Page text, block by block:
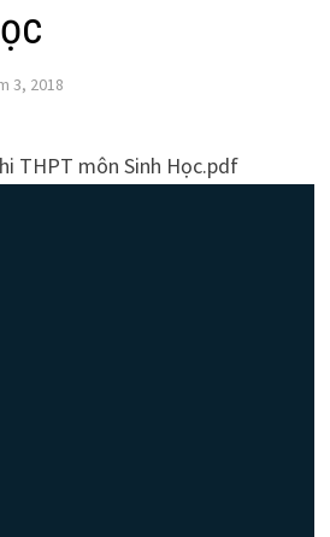
3, 2018
THPT môn Sinh Học.pdf